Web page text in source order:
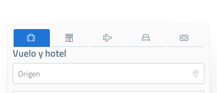
Vuelo y hotel